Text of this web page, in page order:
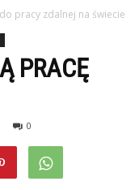
pracy zdalnej na świecie
PRACĘ
0